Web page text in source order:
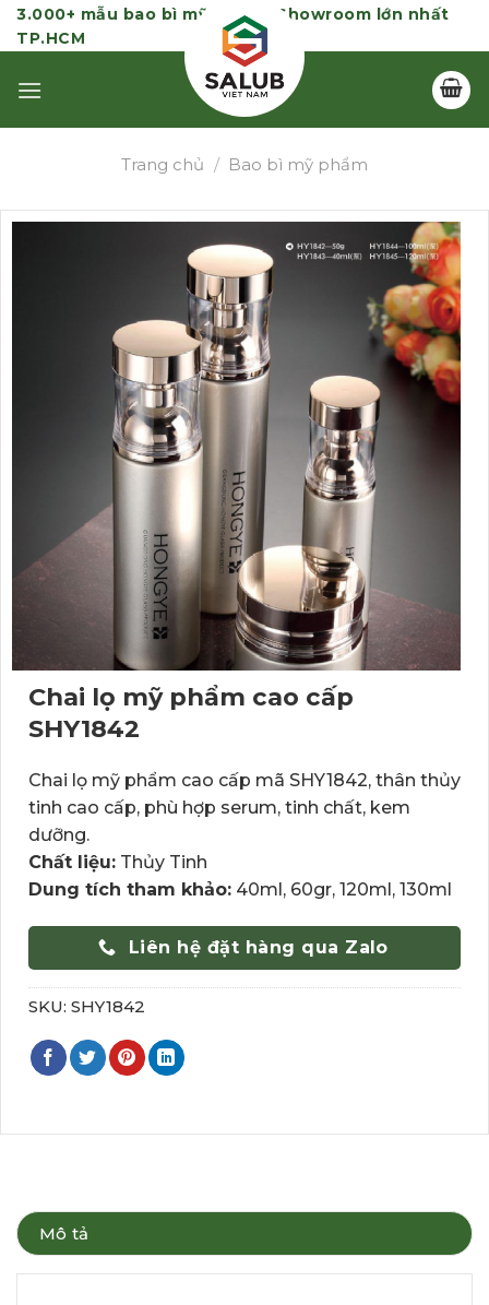
Skip
to
3.000+ mẫu bao bì mỹ phẩm | Showroom lớn nhất
TP.HCM
Trang chủ / Bao bì mỹ phẩm
Chai lọ mỹ phẩm cao cấp
SHY1842
Chai lọ mỹ phẩm cao cấp mã SHY1842, thân thủy
tinh cao cấp, phù hợp serum, tinh chất, kem
dưỡng.
Chất liệu: Thủy Tinh
Dung tích tham khảo: 40ml, 60gr, 120ml, 130ml
Liên hệ đặt hàng qua Zalo
SKU: SHY1842
Mô tả